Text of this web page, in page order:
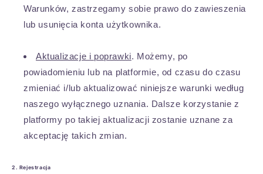
Warunków, zastrzegamy sobie prawo do zawieszenia
lub usunięcia konta użytkownika.
Aktualizacje i poprawki. Możemy, po
powiadomieniu lub na platformie, od czasu do czasu
zmieniać i/lub aktualizować niniejsze warunki według
naszego wyłącznego uznania. Dalsze korzystanie z
platformy po takiej aktualizacji zostanie uznane za
akceptację takich zmian.
2. Rejestracja